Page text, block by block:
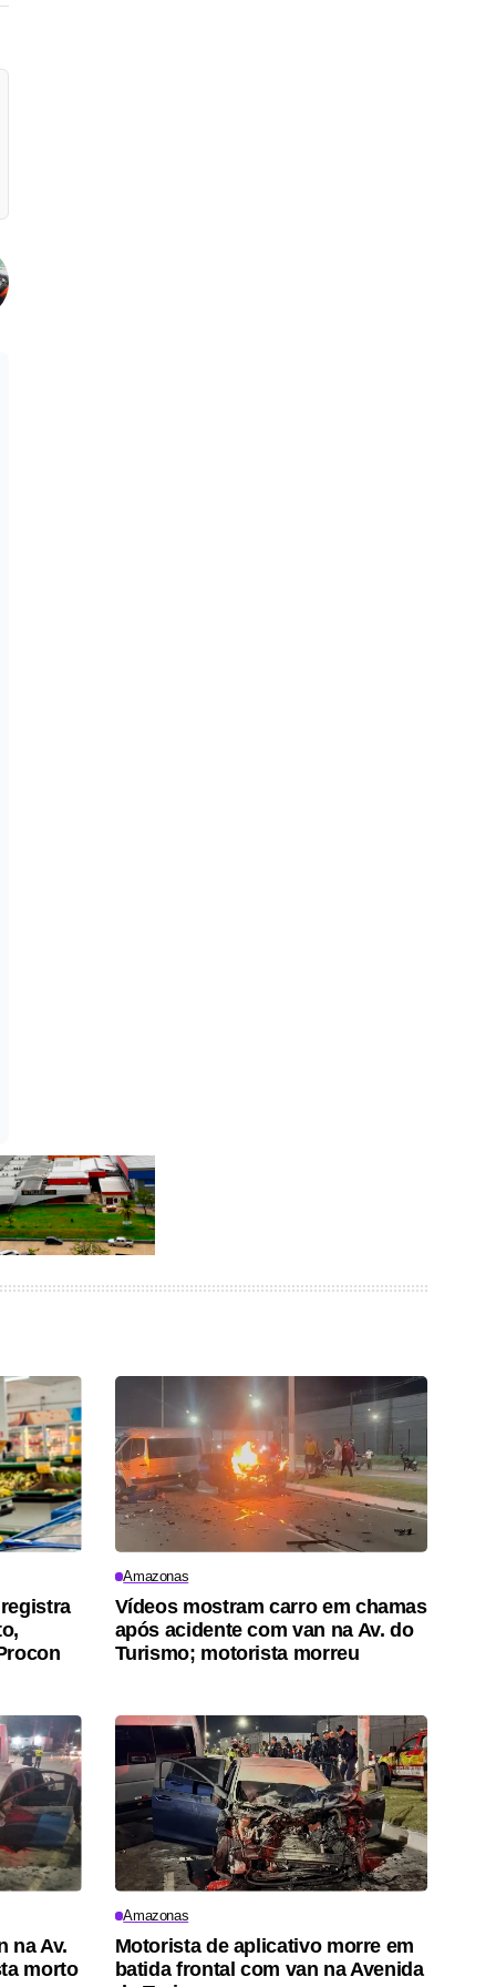
Amazonas
Vídeos mostram carro em chamas
após acidente com van na Av. do
Turismo; motorista morreu
na Av.
morto
Amazonas
Motorista de aplicativo morre em
batida frontal com van na Avenida